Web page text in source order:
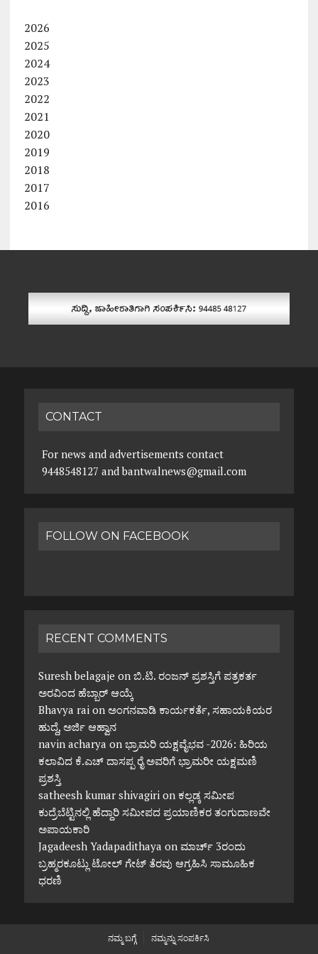
2026
2025
2024
2023
2022
2021
2020
2019
2018
2017
2016
CONTACT
For news and advertisements contact
9448548127 and bantwalnews@gmail.com
FOLLOW ON FACEBOOK
RECENT COMMENTS
Suresh belagaje on ಬಿ.ಟಿ. ರಂಜನ್ ಪ್ರಶಸ್ತಿಗೆ ಪತ್ರಕರ್ತ
ಅರವಿಂದ ಹೆಬ್ಬಾರ್ ಆಯ್ಕೆ
Bhavya raion ಅಂಗನವಾಡಿ ಕಾರ್ಯಕರ್ತೆ, ಸಹಾಯಕಿಯರ
ಹುದ್ದೆ, ಅರ್ಜಿ ಆಹ್ವಾನ
navin acharya on ಭ್ರಾಮರಿ ಯಕ್ಷವೈಭವ -2026: ಹಿರಿಯ
ಕಲಾವಿದ ಕೆ.ಎಚ್ ದಾಸಪ್ಪ ರೈ ಅವರಿಗೆ ಭ್ರಾಮರೀ ಯಕ್ಷಮಣಿ
ಪ್ರಶಸ್ತಿ
satheesh kumar shivagirion ಕಲ್ಲಡ್ಕ ಸಮೀಪ
ಕುದ್ರೆಬೆಟ್ಟಿನಲ್ಲಿ ಹೆದ್ದಾರಿ ಸಮೀಪದ ಪ್ರಯಾಣಿಕರ ತಂಗುದಾಣವೇ
ಅಪಾಯಕಾರಿ
Jagadeesh Yadapadithaya on ಮಾರ್ಚ್ 3ರಂದು
ಬ್ರಹ್ಮರಕೂಟ್ಲು ಟೋಲ್ ಗೇಟ್ ತೆರವು ಆಗ್ರಹಿಸಿ ಸಾಮೂಹಿಕ
ಧರಣಿ
ನಮ್ಮ ಬಗ್ಗೆ
ನಮ್ಮನ್ನು ಸಂಪರ್ಕಿಸಿ